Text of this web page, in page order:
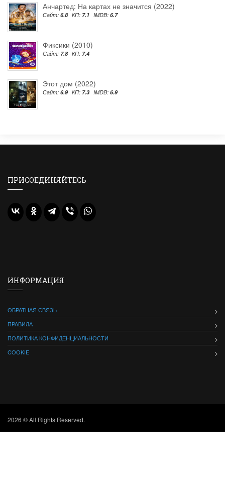
Анчартед: На картах не значится (2022)
Сайт: 6.8 КП: 7.1 IMDB: 6.7
Фиксики (2010)
Сайт: 7.8 КП: 7.4
Этот дом (2022)
Сайт: 6.9 КП: 7.3 IMDB: 6.9
ПРИСОЕДИНЯЙТЕСЬ
ИНФОРМАЦИЯ
ОБРАТНАЯ СВЯЗЬ
ПРАВИЛА
ПОЛИТИКА КОНФИДЕНЦИАЛЬНОСТИ
COOKIE
2026 © All Rights Reserved.